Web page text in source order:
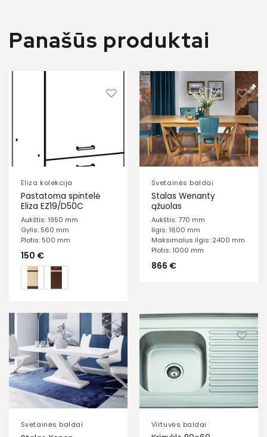
Panašūs produktai
Eliza kolekcija
Pastatoma spintelė
Eliza EZ19/D50C
Aukštis: 1950 mm
Gylis: 560 mm
Plotis: 500 mm
150 €
Svetainės baldai
Stalas Wenanty
ąžuolas
Aukštis: 770 mm
Ilgis: 1600 mm
Maksimalus ilgis: 2400 mm
Plotis: 1000 mm
866 €
Svetainės baldai Virtuvės baldai